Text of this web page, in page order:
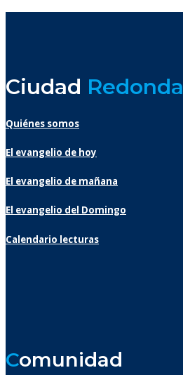
Ciudad Redonda
Quiénes somos
El evangelio de hoy
El evangelio de mañana
El evangelio del Domingo
Calendario lecturas
Comunidad